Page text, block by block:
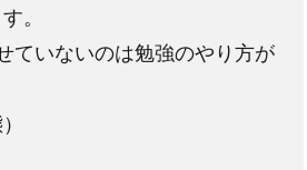
。
ていないのは勉強のやり方が